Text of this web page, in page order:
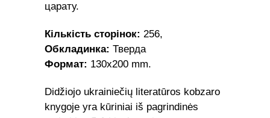
царату.
Кількість сторінок: 256,
Обкладинка: Тверда
Формат: 130х200 mm.
Didžiojo ukrainiečių literatūros kobzaro
knygoje yra kūriniai iš pagrindinės